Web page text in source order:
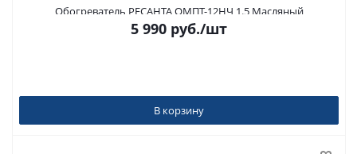
Обогреватель РЕСАНТА ОМПТ-12НЧ 1.5 Масляный
5 990 руб./шт
В корзину